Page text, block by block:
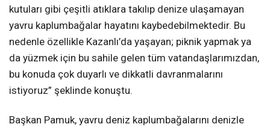
kutuları gibi çeşitli atıklara takılıp denize ulaşamayan
yavru kaplumbağalar hayatını kaybedebilmektedir. Bu
nedenle özellikle Kazanlı’da yaşayan; piknik yapmak ya
da yüzmek için bu sahile gelen tüm vatandaşlarımızdan,
bu konuda çok duyarlı ve dikkatli davranmalarını
istiyoruz” şeklinde konuştu.
Başkan Pamuk, yavru deniz kaplumbağalarını denizle